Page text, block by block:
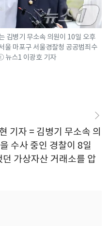
김병기 무소속 의원이 10일 오후
울 마포구 서울경찰청 공공범죄수
뉴스1 이광호 기자
기자 = 김병기 무소속 의
수사 중인 경찰이 8일
가상자산 거래소를 압